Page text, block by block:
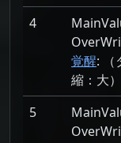
4
覚醒: （
縮： 大）
5